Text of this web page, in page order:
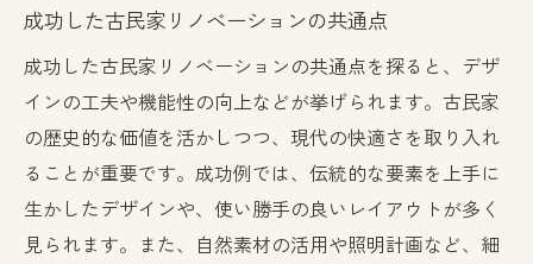
成功した古民家リノベーションの共通点
成功した古民家リノベーションの共通点を探ると、デザ
インの工夫や機能性の向上などが挙げられます。古民家
の歴史的な価値を活かしつつ、現代の快適さを取り入れ
ることが重要です。成功例では、伝統的な要素を上手に
生かしたデザインや、使い勝手の良いレイアウトが多く
見られます。また、自然素材の活用や照明計画など、細